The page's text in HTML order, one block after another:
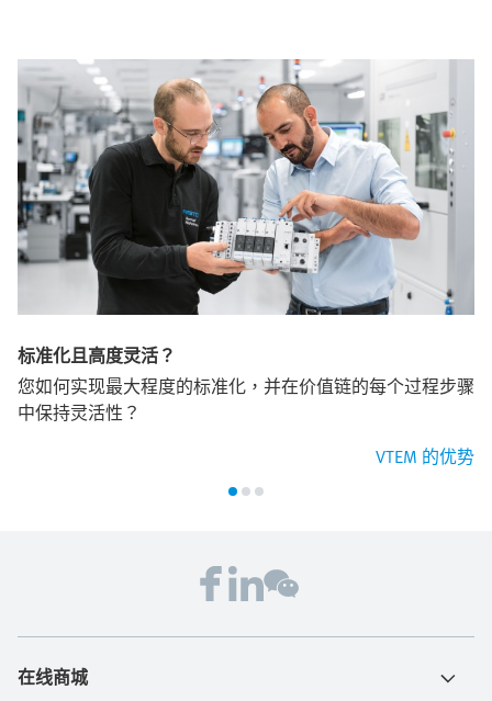
标准化且高度灵活？
您如何实现最大程度的标准化，并在价值链的每个过程步骤
中保持灵活性？
VTEM 的优势
在线商城